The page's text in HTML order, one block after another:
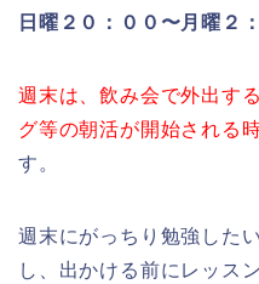
日曜２０：００〜月曜２
週末は、飲み会で外出す
グ等の朝活が開始される
す。
週末にがっちり勉強した
し、出かける前にレッス